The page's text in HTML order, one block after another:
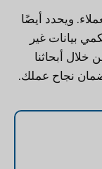
ويحدد أيضًا
بيانات غير
أبحاثنا
نجاح عملك.